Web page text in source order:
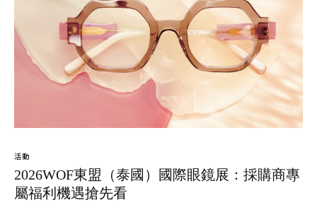
活動
2026WOF東盟（泰國）國際眼鏡展：採購商專
屬福利機遇搶先看